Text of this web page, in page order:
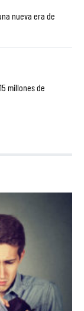
nueva era de
millones de